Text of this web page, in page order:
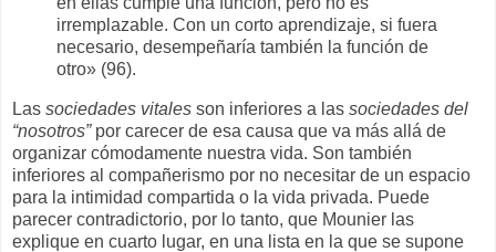
irremplazable. Con un corto aprendizaje, si fuera
necesario, desempeñaría también la función de
otro» (96).
Las sociedades vitales son inferiores a las sociedades del
“nosotros” por carecer de esa causa que va más allá de
organizar cómodamente nuestra vida. Son también
inferiores al compañerismo por no necesitar de un espacio
para la intimidad compartida o la vida privada. Puede
parecer contradictorio, por lo tanto, que Mounier las
explique en cuarto lugar, en una lista en la que se supone